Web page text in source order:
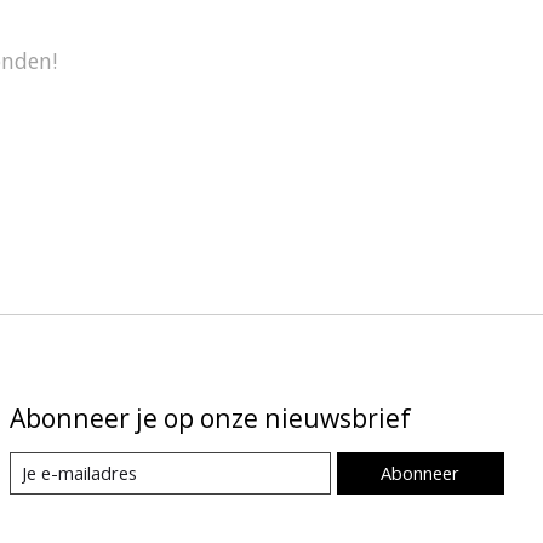
Abonneer je op onze nieuwsbrief
Abonneer